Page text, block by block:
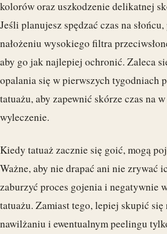
kolorów oraz uszkodzenie delikatnej
Jeśli planujesz spędzać czas na
nałożeniu wysokiego filtra
aby go jak najlepiej ochronić. Zaleca
opalania się w pierwszych tygodniach
tatuażu, aby zapewnić skórze czas na
wyleczenie.
Kiedy tatuaż zacznie się goić, mogą
Ważne, aby nie drapać ani nie zrywać
zaburzyć proces gojenia i negatywnie
tatuażu. Zamiast tego, lepiej skupić
nawilżaniu i ewentualnym peelingu